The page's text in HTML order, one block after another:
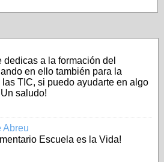
dedicas a la formación del
en ello también para la
TIC, si puedo ayudarte en algo
saludo!
Abreu
Escuela es la Vida!